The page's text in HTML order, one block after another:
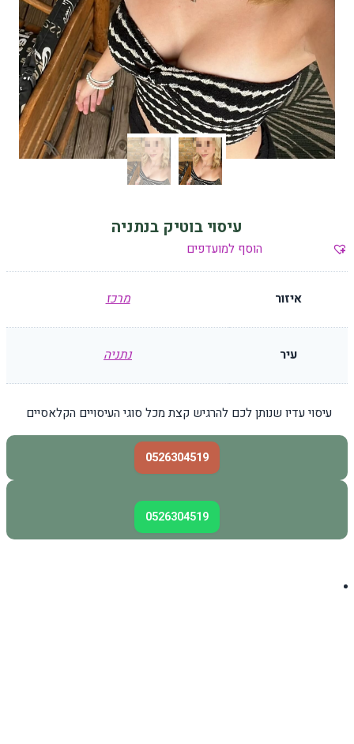
עיסוי בוטיק בנתניה
הוסף למועדפים
איזור מרכז
עיר נתניה
עיסוי עדיו שנותן לכם להרגיש קצת מכל סוגי העיסויים הקלאסיים
0526304519
0526304519